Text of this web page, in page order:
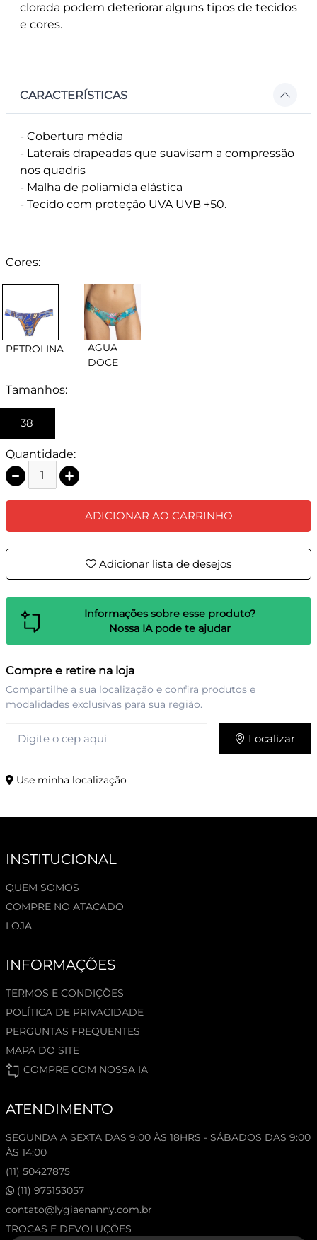
clorada podem deteriorar alguns tipos de tecidos
e cores.
CARACTERÍSTICAS
- Cobertura média
- Laterais drapeadas que suavisam a compressão
nos quadris
- Malha de poliamida elástica
- Tecido com proteção UVA UVB +50.
Cores:
PETROLINA
AGUA
DOCE
Tamanhos:
38
Quantidade:
ADICIONAR AO CARRINHO
Adicionar lista de desejos
Informações sobre esse produto?
Nossa IA pode te ajudar
Compre e retire na loja
Compartilhe a sua localização e confira produtos e
modalidades exclusivas para sua região.
Localizar
Use minha localização
INSTITUCIONAL
QUEM SOMOS
COMPRE NO ATACADO
LOJA
INFORMAÇÕES
TERMOS E CONDIÇÕES
POLÍTICA DE PRIVACIDADE
PERGUNTAS FREQUENTES
MAPA DO SITE
COMPRE COM NOSSA IA
ATENDIMENTO
SEGUNDA A SEXTA DAS 9:00 ÀS 18HRS - SÁBADOS DAS 9:00
ÀS 14:00
(11) 50427875
(11) 975153057
contato@lygiaenanny.com.br
TROCAS E DEVOLUÇÕES